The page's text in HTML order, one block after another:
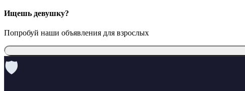
Ищешь девушку?
Попробуй наши объявления для взрослых
🛡